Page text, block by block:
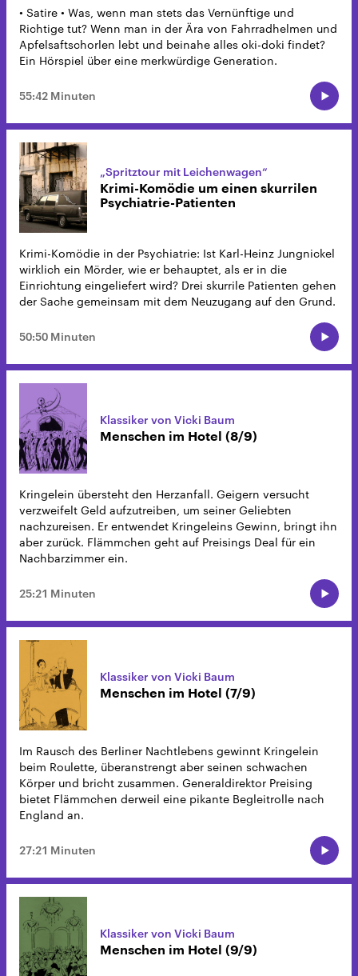
• Satire • Was, wenn man stets das Vernünftige und
Richtige tut? Wenn man in der Ära von Fahrradhelmen und
Apfelsaftschorlen lebt und beinahe alles oki-doki findet?
Ein Hörspiel über eine merkwürdige Generation.
55:42 Minuten
„Spritztour mit Leichenwagen“
Krimi-Komödie um einen skurrilen
Psychiatrie-Patienten
Krimi-Komödie in der Psychiatrie: Ist Karl-Heinz Jungnickel
wirklich ein Mörder, wie er behauptet, als er in die
Einrichtung eingeliefert wird? Drei skurrile Patienten gehen
der Sache gemeinsam mit dem Neuzugang auf den Grund.
50:50 Minuten
Klassiker von Vicki Baum
Menschen im Hotel (8/9)
Kringelein übersteht den Herzanfall. Geigern versucht
verzweifelt Geld aufzutreiben, um seiner Geliebten
nachzureisen. Er entwendet Kringeleins Gewinn, bringt ihn
aber zurück. Flämmchen geht auf Preisings Deal für ein
Nachbarzimmer ein.
25:21 Minuten
Klassiker von Vicki Baum
Menschen im Hotel (7/9)
Im Rausch des Berliner Nachtlebens gewinnt Kringelein
beim Roulette, überanstrengt aber seinen schwachen
Körper und bricht zusammen. Generaldirektor Preising
bietet Flämmchen derweil eine pikante Begleitrolle nach
England an.
27:21 Minuten
Klassiker von Vicki Baum
Menschen im Hotel (9/9)